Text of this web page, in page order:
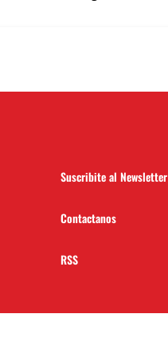
Suscribite al Newsletter
Contactanos
RSS